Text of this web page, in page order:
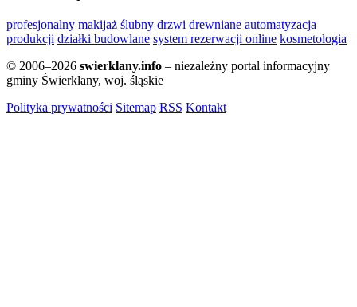
profesjonalny makijaż ślubny drzwi drewniane automatyzacja
produkcji działki budowlane system rezerwacji online kosmetologia
© 2006–2026 swierklany.info – niezależny portal informacyjny
gminy Świerklany, woj. śląskie
Polityka prywatności Sitemap RSS Kontakt